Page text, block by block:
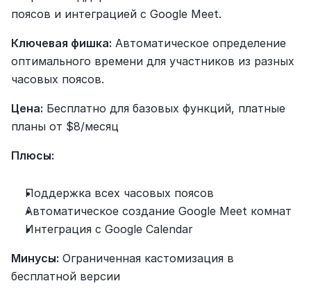
поясов и интеграцией с Google Meet.
Ключевая фишка: Автоматическое определение
оптимального времени для участников из разных
часовых поясов.
Цена: Бесплатно для базовых функций, платные
планы от $8/месяц
Плюсы:
Поддержка всех часовых поясов
Автоматическое создание Google Meet комнат
Интеграция с Google Calendar
Минусы: Ограниченная кастомизация в
бесплатной версии